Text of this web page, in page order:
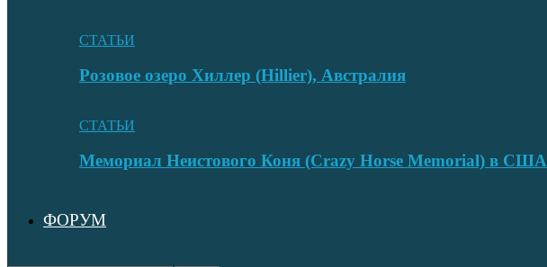
СТАТЬИ
Розовое озеро Хиллер (Hillier), Австралия
СТАТЬИ
Мемориал Неистового Коня (Crazy Horse Memorial) в США
ФОРУМ